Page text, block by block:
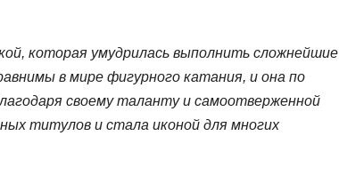
которая умудрилась выполнить сложнейшие
в мире фигурного катания, и она по
своему таланту и самоотверженной
титулов и стала иконой для многих